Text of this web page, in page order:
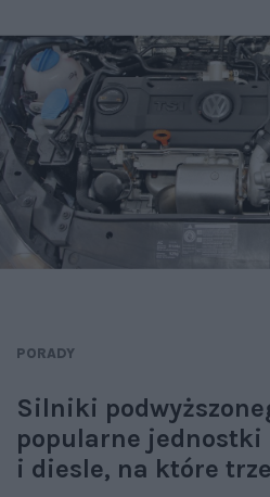
PORADY
Silniki
popularne jednostki
i diesle, na które